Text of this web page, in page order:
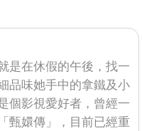
是在休假的午後，找一
品味她手中的拿鐵及小
個影視愛好者，曾經一
甄嬛傳」，目前已經重